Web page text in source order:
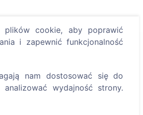
zadawane pytania
plików cookie, aby poprawić
i zapewnić funkcjonalność
nam dostosować się do
wydajność strony.